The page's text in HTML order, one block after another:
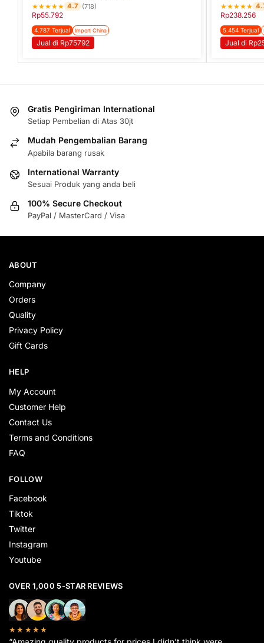
★★★★★ 4.7 (718)
Rp55.792
4.787 Terjual Import China
Jual di Rp75792
★★★★★
Rp238.256
5.454 Terjual
Jual di
Gratis Pengiriman International
Setiap Pembelian di Atas 30jt
Mudah Pengembalian Barang
Apabila barang rusak
International Warranty
Sesuai Produk yang anda beli
100% Secure Checkout
PayPal / MasterCard / Visa
ABOUT
Company
Orders
Quality
Privacy Policy
Gift Cards
HELP
My Account
Customer Help
Contact Us
Terms and Conditions
FAQ
FOLLOW
Facebook
Tiktok
Twitter
Instagram
Youtube
OVER 1,000 5-STAR REVIEWS
★★★★★